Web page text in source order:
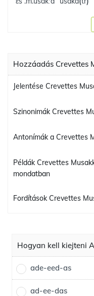
Hozzáadás Crevettes
Jelentése Crevettes
Szinonimák Crevettes
Antonímák a Crevettes
Példák Crevettes
mondatban
Fordítások Crevettes
Hogyan kell kiejteni
ade-eed-as
ad-ee-das